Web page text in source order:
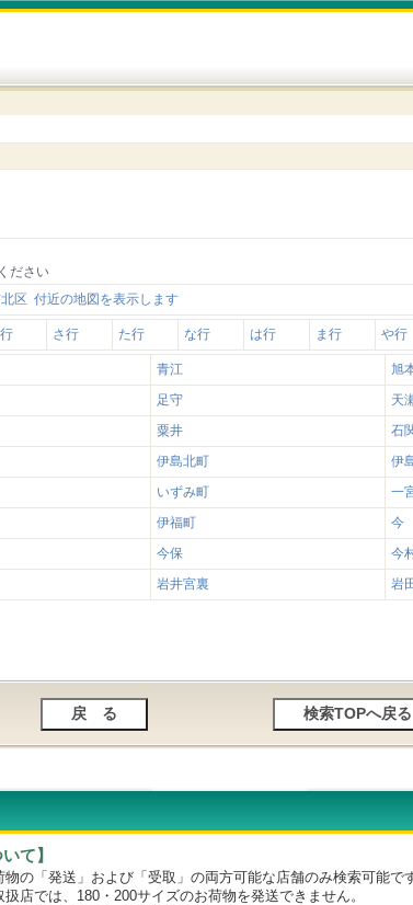
ださい
区 付近の地図を表示します
さ行 た行 な行 は行 ま行 や行
青江
旭
足守
天
粟井
石
伊島北町
伊
いずみ町
一
伊福町
今
今保
今
岩井宮裏 岩
て】
の「発送」および「受取」の両方可能な店舗のみ検索可能です
では、180・200サイズのお荷物を発送できません。